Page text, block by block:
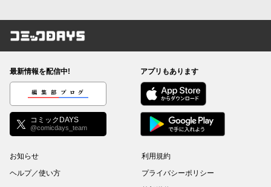
コミックDAYS
最新情報を配信中!
編集部ブログ
コミックDAYS
@comicdays_team
アプリもあります
お知らせ
ヘルプ／使い方
利用規約
プライバシーポリシー